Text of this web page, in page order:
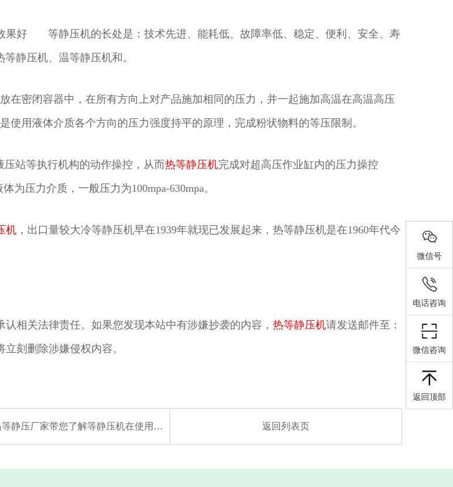
果好 等静压机的长处是：技术先进、能耗低、故障率低、稳定、便利、安全、寿
静压机、温等静压机和。
密闭容器中，在所有方向上对产品施加相同的压力，并一起施加高温在高温高压
用液体介质各个方向的压力强度持平的原理，完成粉状物料的等压限制。
站等执行机构的动作操控，从而热等静压机完成对超高压作业缸内的压力操控
压力介质，一般压力为100mpa-630mpa。
机 ，出口量较大冷等静压机早在1939年就现已发展起来，热等静压机是在1960年代今
相关法律责任。如果您发现本站中有涉嫌抄袭的内容， 热等静压机请发送邮件至：
刻删除涉嫌侵权内容。
静压厂家带您了解等静压机在使用后的保养 返回列表页
微信号
电话咨询
微信咨询
返回顶部